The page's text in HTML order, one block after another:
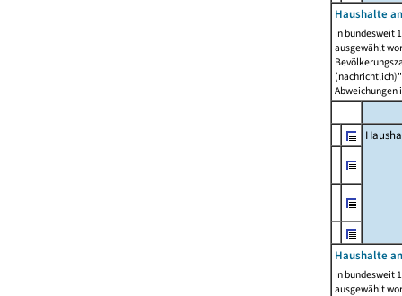
Haushalte
In bundesweit
ausgewählt
Abweichungen
Haushalte
In bundesweit
ausgewählt